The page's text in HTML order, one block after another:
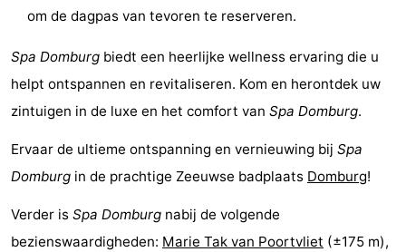
drinken
Evenementen
Ringrijden
Praktisch
Forum
om de dagpas van tevoren te reserveren.
Spa Domburg biedt een heerlijke wellness ervaring die u
helpt ontspannen en revitaliseren. Kom en herontdek uw
zintuigen in de luxe en het comfort van Spa Domburg.
Ervaar de ultieme ontspanning en vernieuwing bij Spa
Domburg in de prachtige Zeeuwse badplaats Domburg!
Verder is Spa Domburg nabij de volgende
bezienswaardigheden: Marie Tak van Poortvliet (±175 m),